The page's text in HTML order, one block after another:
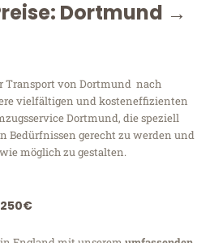
Dortmund →
Transport von Dortmund nach
vielfältigen und kosteneffizienten
Dortmund, die speziell
Bedürfnissen gerecht zu werden und
möglich zu gestalten.